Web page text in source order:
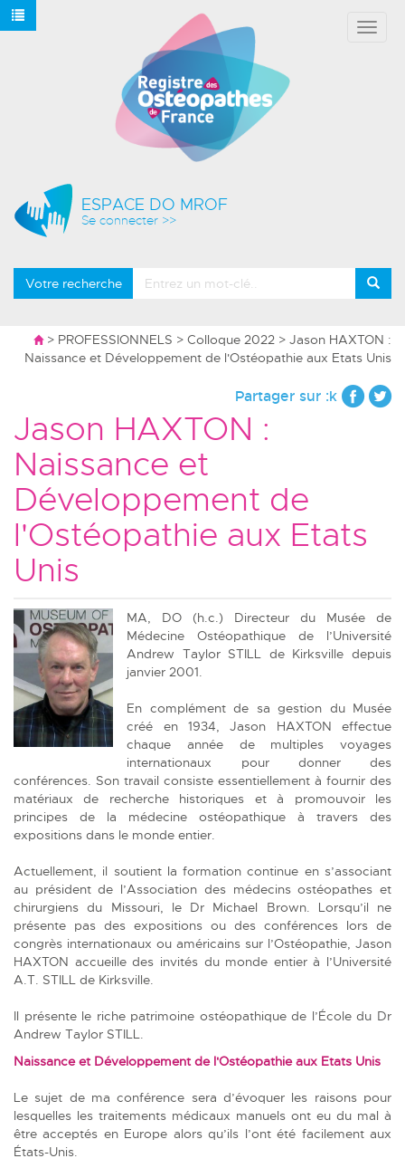
ESPACE DO MROF
Se connecter >>
Votre recherche
> PROFESSIONNELS > Colloque 2022 > Jason HAXTON :
Naissance et Développement de l'Ostéopathie aux Etats Unis
Partager sur :k
Jason HAXTON :
Naissance et
Développement de
l'Ostéopathie aux Etats
Unis
MA, DO (h.c.) Directeur du Musée de
Médecine Ostéopathique de l’Université
Andrew Taylor STILL de Kirksville depuis
janvier 2001.
En complément de sa gestion du Musée
créé en 1934, Jason HAXTON effectue
chaque année de multiples voyages
internationaux pour donner des
conférences. Son travail consiste essentiellement à fournir des
matériaux de recherche historiques et à promouvoir les
principes de la médecine ostéopathique à travers des
expositions dans le monde entier.
Actuellement, il soutient la formation continue en s’associant
au président de l’Association des médecins ostéopathes et
chirurgiens du Missouri, le Dr Michael Brown. Lorsqu’il ne
présente pas des expositions ou des conférences lors de
congrès internationaux ou américains sur l’Ostéopathie, Jason
HAXTON accueille des invités du monde entier à l’Université
A.T. STILL de Kirksville.
Il présente le riche patrimoine ostéopathique de l’École du Dr
Andrew Taylor STILL.
Naissance et Développement de l'Ostéopathie aux Etats Unis
Le sujet de ma conférence sera d’évoquer les raisons pour
lesquelles les traitements médicaux manuels ont eu du mal à
être acceptés en Europe alors qu’ils l’ont été facilement aux
États-Unis.